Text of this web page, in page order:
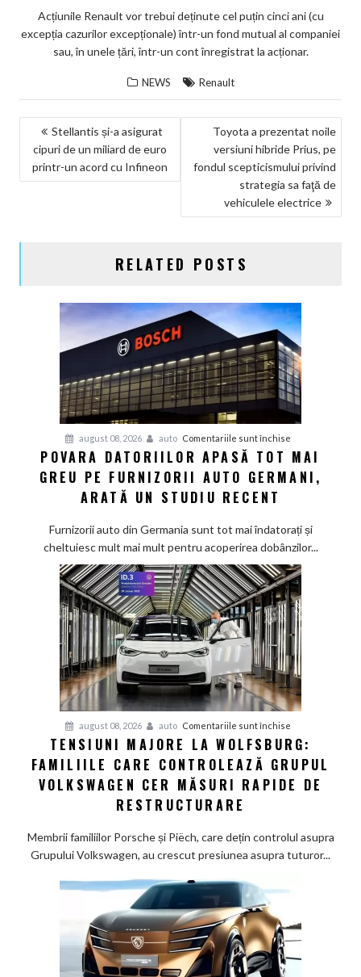
Acțiunile Renault vor trebui deținute cel puțin cinci ani (cu
excepția cazurilor excepționale) într-un fond mutual al companiei
sau, în unele țări, într-un cont înregistrat la acționar.
NEWS Renault
NAVIGARE
ÎN
ARTICOLE
Stellantis și-a asigurat
cipuri de un miliard de euro
printr-un acord cu Infineon
Toyota a prezentat noile
versiuni hibride Prius, pe
fondul scepticismului privind
strategia sa faţă de
vehiculele electrice
RELATED POSTS
august 08, 2026 auto Comentariile sunt închise
Povara
datoriilor
mai
greu
furnizorii
auto
germani,
arată
un
studiu
recent
POVARA DATORIILOR APASĂ TOT MAI
GREU PE FURNIZORII AUTO GERMANI,
ARATĂ UN STUDIU RECENT
Furnizorii auto din Germania sunt tot mai îndatorați și
cheltuiesc mult mai mult pentru acoperirea dobânzilor...
august 08, 2026 auto Comentariile sunt închise
Tensiuni
majore
la
care
măsuri
rapide
de
TENSIUNI MAJORE LA WOLFSBURG:
FAMILIILE CARE CONTROLEAZĂ GRUPUL
VOLKSWAGEN CER MĂSURI RAPIDE DE
RESTRUCTURARE
Membrii familiilor Porsche și Piëch, care dețin controlul asupra
Grupului Volkswagen, au crescut presiunea asupra tuturor...